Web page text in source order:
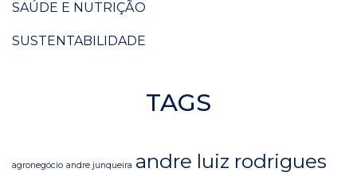
SAÚDE E NUTRIÇÃO
SUSTENTABILIDADE
TAGS
agronegócio andre junqueira andre luiz rodrigues